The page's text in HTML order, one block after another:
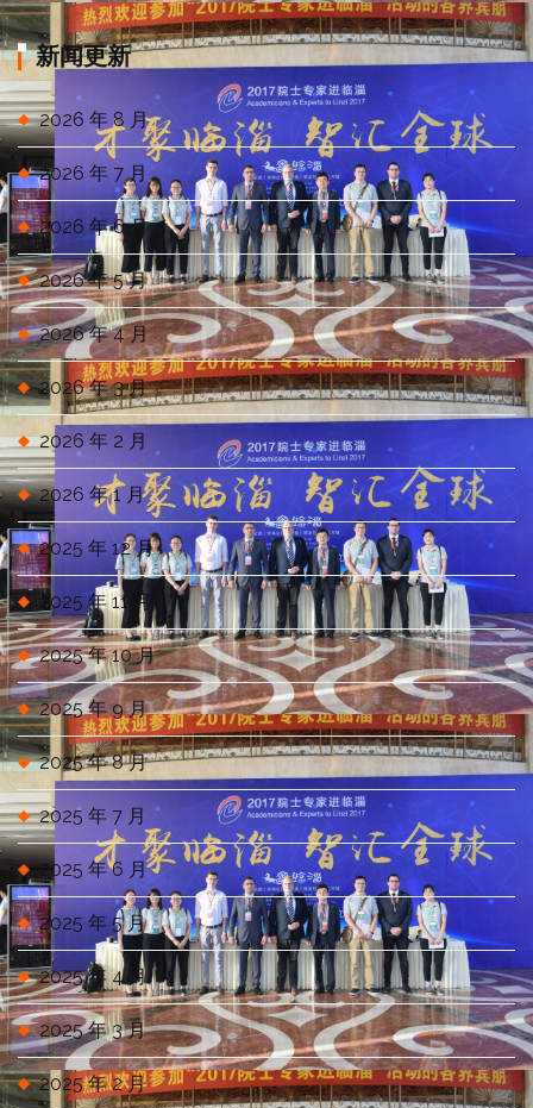
分
类新闻更新
2026 年 8 月
2026 年 7 月
2026 年 6 月
2026 年 5 月
2026 年 4 月
2026 年 3 月
2026 年 2 月
2026 年 1 月
2025 年 12 月
2025 年 11 月
2025 年 10 月
2025 年 9 月
2025 年 8 月
2025 年 7 月
2025 年 6 月
2025 年 5 月
2025 年 4 月
2025 年 3 月
2025 年 2 月